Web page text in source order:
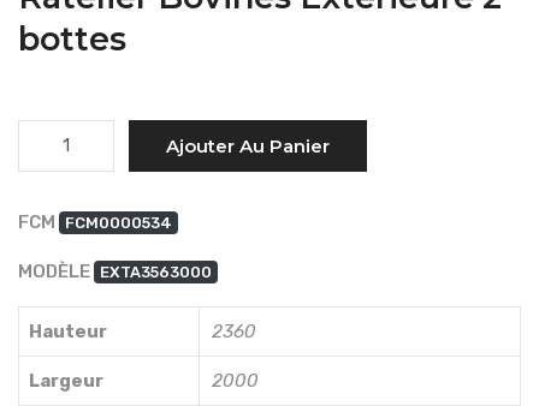
bottes
Quantité
Ajouter Au Panier
FCM FCM0000534
MODÈLE EXTA3563000
Hauteur 2360
Largeur 2000